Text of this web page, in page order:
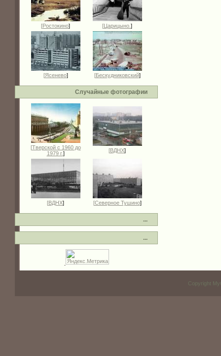
[Ростокино] [ Царицыно. ]
[Ясенево] [Бескудниковский]
Случайные фотографии
[Тверской с 1960 до
1979 г.] [ВДНХ]
[ВДНХ] [Северное Тушино]
...
...
Copyright